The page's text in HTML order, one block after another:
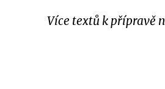
Více textů k přípravě